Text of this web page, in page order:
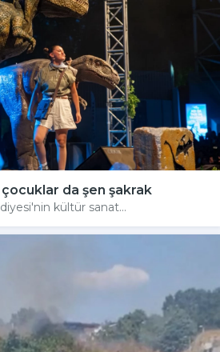
da şen şakrak
kültür sanat...